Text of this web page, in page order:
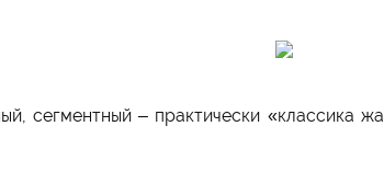
сегментный – практически «классика